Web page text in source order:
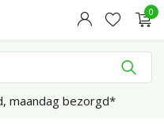
0
bezorgd*